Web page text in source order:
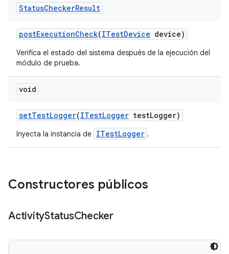
StatusCheckerResult
postExecutionCheck(ITestDevice device)
Verifica el estado del sistema después de la ejecución del
módulo de prueba.
void
setTestLogger(ITestLogger testLogger)
Inyecta la instancia de ITestLogger .
Constructores públicos
ActivityStatusChecker